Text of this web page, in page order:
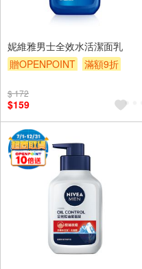
妮維雅男士全效水活潔面乳
贈OPENPOINT
滿額9折
$ 172
$159